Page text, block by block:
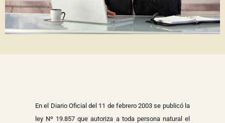
En el Diario Oficial del 11 de febrero 2003 se publicó la
ley Nº 19.857 que autoriza a toda persona natural el